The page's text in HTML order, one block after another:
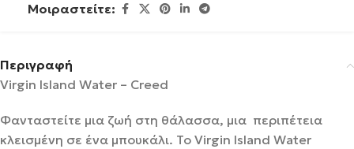
Μοιραστείτε:
Περιγραφή
Virgin Island Water – Creed
Φανταστείτε μια ζωή στη θάλασσα, μια περιπέτεια
κλεισμένη σε ένα μπουκάλι. Το Virgin Island Water